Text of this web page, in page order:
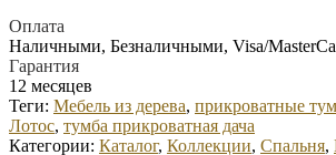
Оплата
Наличными, Безналичными, Visa/
Гарантия
12 месяцев
Теги: Мебель из дерева, прикроватные
Лотос, тумба прикроватная дача
Категории: Каталог, Коллекции, Спальня,